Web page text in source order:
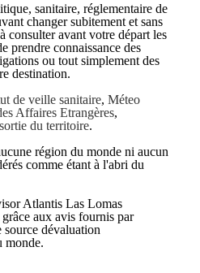
sanitaire, réglementaire de
changer subitement et sans
consulter avant votre départ les
prendre connaissance des
ou tout simplement des
destination.
de veille sanitaire, Méteo
Affaires Etrangères,
du territoire.
région du monde ni aucun
comme étant à l'abri du
Atlantis Las Lomas
aux avis fournis par
dévaluation
monde.